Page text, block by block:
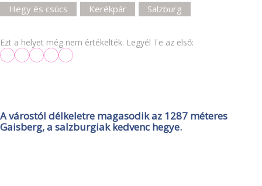
Hegy és csúcs Kerékpár Salzburg
Ezt a helyet még nem értékelték. Legyél Te az első:
A várostól délkeletre magasodik az 1287 méteres
Gaisberg, a salzburgiak kedvenc hegye.